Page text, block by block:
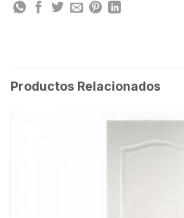
Productos Relacionados